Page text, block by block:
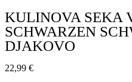
KULINOVA SEKA
SCHWARZEN
DJAKOVO
22,99 €